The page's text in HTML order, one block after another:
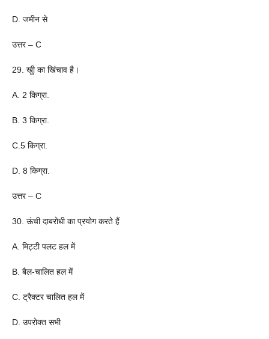
D. जमीन से
उत्तर – C
29. खुी का खिंचाव है।
A. 2 किग्रा.
B. 3 किग्रा.
C.5 किग्रा.
D. 8 किग्रा.
उत्तर – C
30. ऊंची दाबरोधी का प्रयोग करते हैं
A. मिट्टी पलट हल में
B. बैल-चालित हल में
C. ट्रैक्टर चालित हल में
D. उपरोक्त सभी